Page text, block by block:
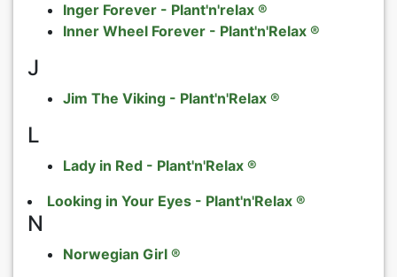
Inger Forever - Plant'n'relax ®
Inner Wheel Forever - Plant'n'Relax ®
J
Jim The Viking - Plant'n'Relax ®
L
Lady in Red - Plant'n'Relax ®
Looking in Your Eyes - Plant'n'Relax ®
N
Norwegian Girl ®